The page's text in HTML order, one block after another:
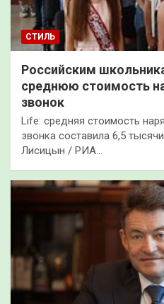
СТИЛЬ
Российским
среднюю стоимость
звонок
Life: средняя стоимость
звонка составила 6,5
Лисицын / РИА…